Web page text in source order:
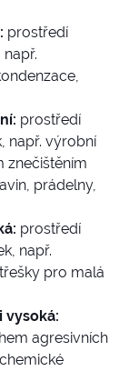
prostředí
prostředí
např. výrobní
znečištěním
prádelny,
prostředí
např.
pro malá
vysoká:
agresivních